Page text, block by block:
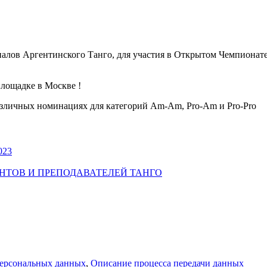
Аргентинского Танго, для участия в Открытом
в Москве !
номинациях для категорий Am-Am, Pro-Am и Pro-Pro
И ПРЕПОДАВАТЕЛЕЙ ТАНГО
данных, Описание процесса передачи данных